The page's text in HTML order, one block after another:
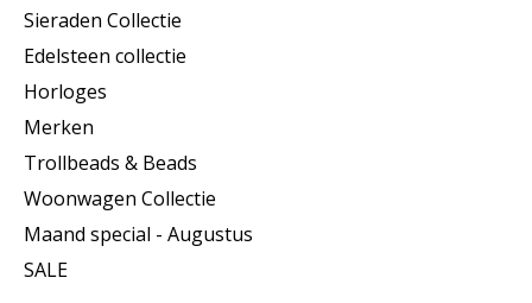
Sieraden Collectie
Edelsteen collectie
Horloges
Merken
Trollbeads & Beads
Woonwagen Collectie
Maand special - Augustus
SALE